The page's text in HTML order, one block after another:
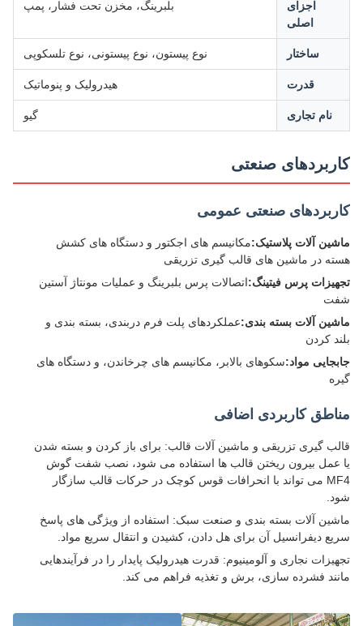
اجزای
بلبرینگ، مخزن تحت فشار، پمپ
ساختار نوع پیستون، نوع پیستونی، نوع تلسکوپی
قدرت هیدرولیک و پنوماتیک
نام تجاری
صنعتی
صنعتی عمومی
آلات پلاستیک:مکانیسم های اجکتور و دستگاه های کشش
در ماشین های قالب گیری تزریقی
پرس فیتینگ:اتصالات پرس بلبرینگ و عملیات مونتاژ آستین
آلات بسته بندی: عملکردهای پلت فرم دربندی، بسته بندی و
کردن
مواد: سکوهای بالابر، مکانیسم های چرخاندن، و دستگاه های
کاربردی اضافی
گیری تزریقی و ماشین آلات قالب: برای باز کردن و بسته شدن
عمل بیرون ریختن قالب ها استفاده می شود، نصب شفت گوش
MF4 می تواند با انحرافات قوس کوچک در حرکات قالب سازگار
آلات بسته بندی و صنعت سبک: استفاده از ویژگی های پاسخ
دیفرانسیل آن برای هل دادن، کشیدن و انتقال سریع مواد.
نجاری و آلومینیوم: قدرت هیدرولیک پایدار را در فرآیندهایی
فشرده سازی، برش و تغذیه فراهم می کند.